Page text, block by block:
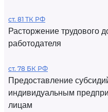
ст. 81 ТК РФ
Расторжение трудового
работодателя
ст. 78 БК РФ
Предоставление
индивидуальным
лицам